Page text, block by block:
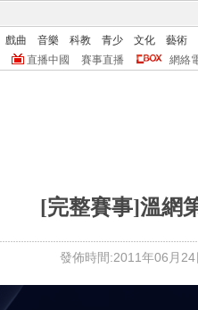
戲曲 音樂 科教 青少 文化
藝術
直播中國 賽事直播 網絡
[完整賽事]溫網
發佈時間:2011年06月